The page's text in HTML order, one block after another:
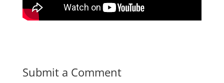
Submit a Comment